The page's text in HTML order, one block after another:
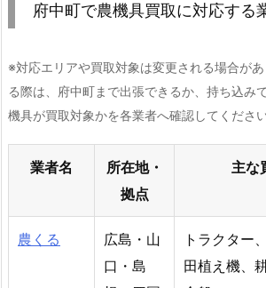
府中町で農機具買取に対応する
※対応エリアや買取対象は変更される場合が
る際は、府中町まで出張できるか、持ち込み
機具が買取対象かを各業者へ確認してください
業者名
所在地・
拠点
主な
農くる
広島・山
口・島
トラクター
田植え機、